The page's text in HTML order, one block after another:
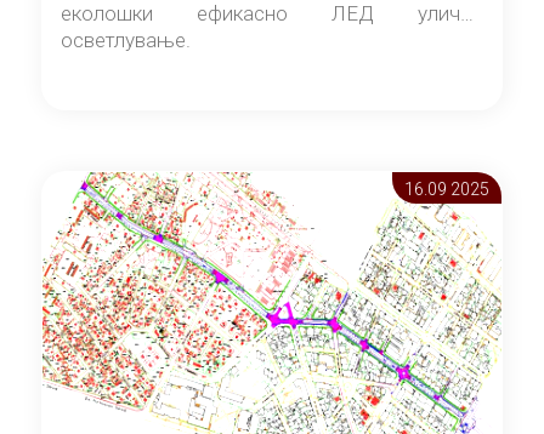
еколошки ефикасно ЛЕД улично
осветлување.
16.09 2025